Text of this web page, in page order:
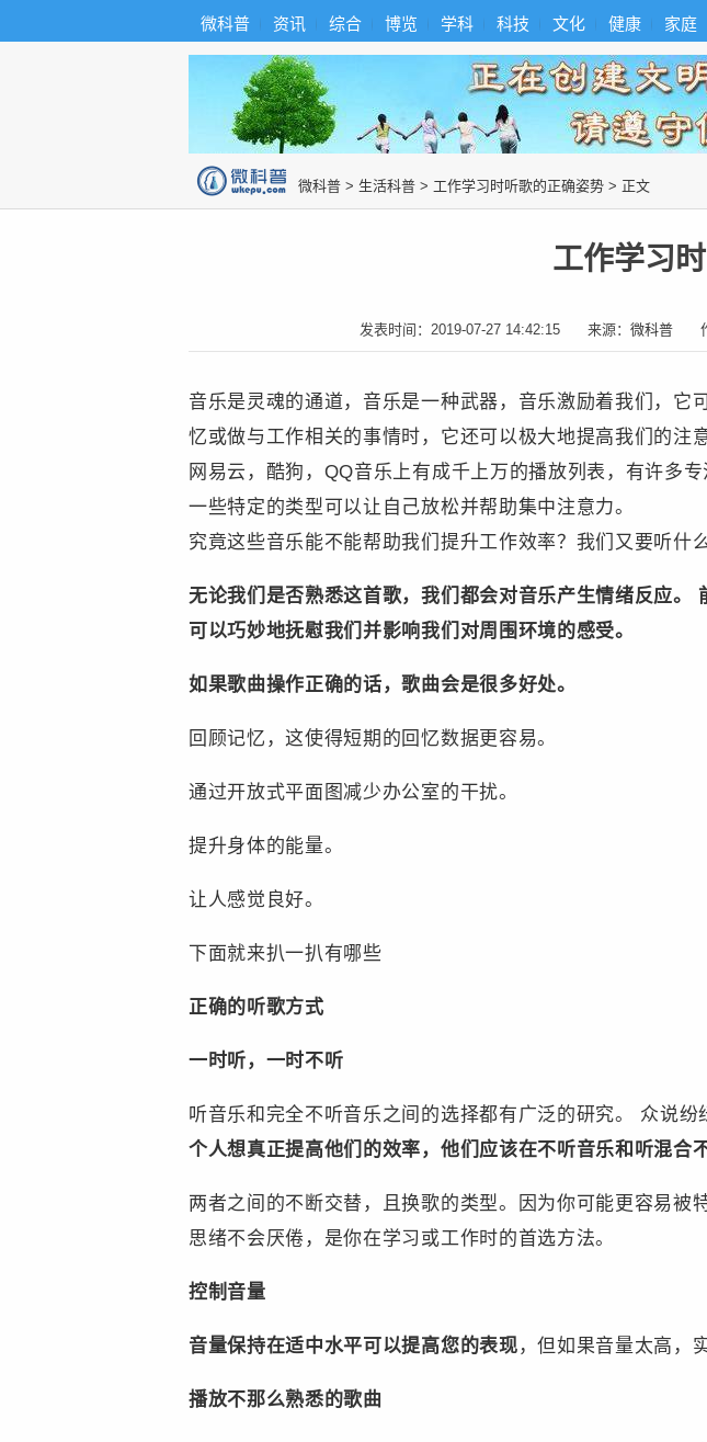
微科普 资讯 综合 博览 学科 科技 文化 健康 家庭
微科普 > 生活科普 > 工作学习时听歌的正确姿势 > 正文
工作学习
发表时间： 2019-07-27 14:42:15 来源： 微科普
音乐是灵魂的通道，音乐是一种武器，音乐激励着我们，
忆或做与工作相关的事情时，它还可以极大地提高我们的注意
网易云，酷狗，QQ音乐上有成千上万的播放列表，有许多
一些特定的类型可以让自己放松并帮助集中注意力。
究竟这些音乐能不能帮助我们提升工作效率？我们又要听什
无论我们是否熟悉这首歌，我们都会对音乐产生情绪反应
可以巧妙地抚慰我们并影响我们对周围环境的感受。
如果歌曲操作正确的话，歌曲会是很多好处。
回顾记忆，这使得短期的回忆数据更容易。
通过开放式平面图减少办公室的干扰。
提升身体的能量。
让人感觉良好。
下面就来扒一扒有哪些
正确的听歌方式
一时听，一时不听
听音乐和完全不听音乐之间的选择都有广泛的研究。 众说
个人想真正提高他们的效率，他们应该在不听音乐和听混合
两者之间的不断交替，且换歌的类型。因为你可能更容易
思绪不会厌倦，是你在学习或工作时的首选方法。
控制音量
音量保持在适中水平可以提高您的表现 ，但如果音量太高，
播放不那么熟悉的歌曲